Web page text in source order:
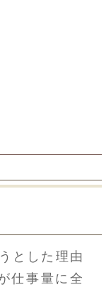
とした理由
仕事量に全